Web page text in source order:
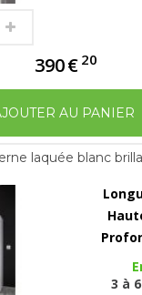
390€ 20
AU PANIER
laquée blanc
3 à